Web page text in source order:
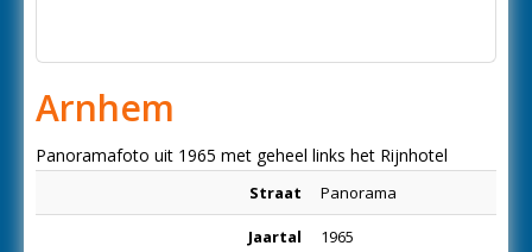
Arnhem
Panoramafoto uit 1965 met geheel links het Rijnhotel
Straat Panorama
Jaartal 1965